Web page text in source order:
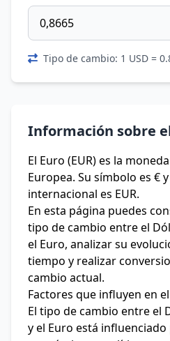
Tipo de cambio: 1 USD =
Información sobre
El Euro (EUR) es la
Europea. Su símbolo es €
internacional es EUR.
En esta página puedes
tipo de cambio entre el
el Euro, analizar su
tiempo y realizar
cambio actual.
Factores que influyen en
El tipo de cambio entre el
y el Euro está